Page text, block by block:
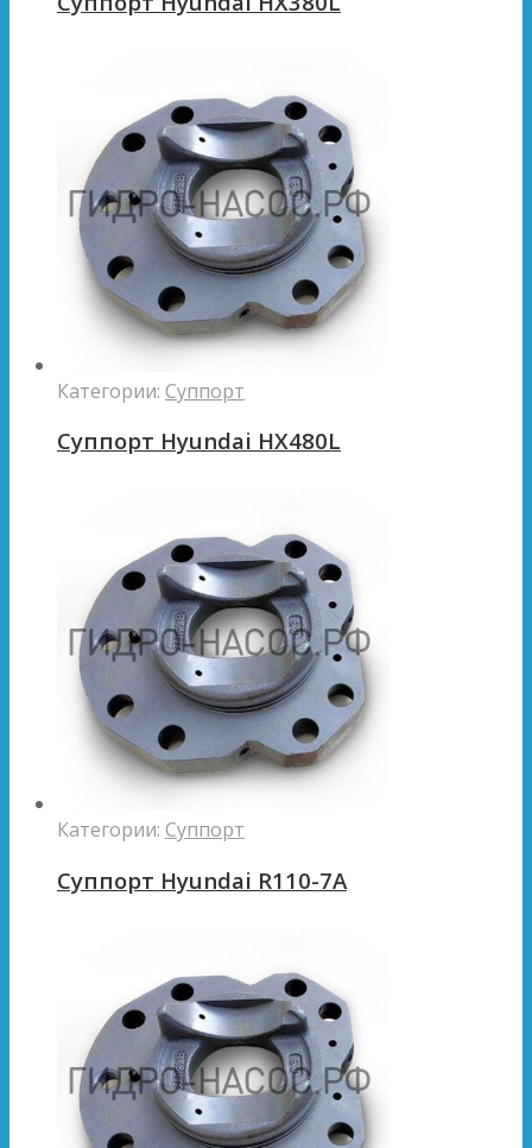
Категории: Суппорт
Суппорт Hyundai HX480L
Категории: Суппорт
Суппорт Hyundai R110-7A